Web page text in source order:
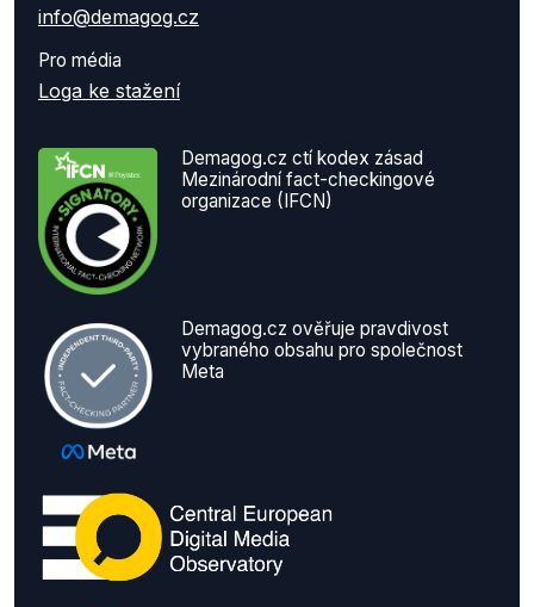
info@demagog.cz
Pro média
Loga ke stažení
Demagog.cz ctí kodex zásad
Mezinárodní fact-checkingové
organizace (IFCN)
Demagog.cz ověřuje pravdivost
vybraného obsahu pro společnost
Meta